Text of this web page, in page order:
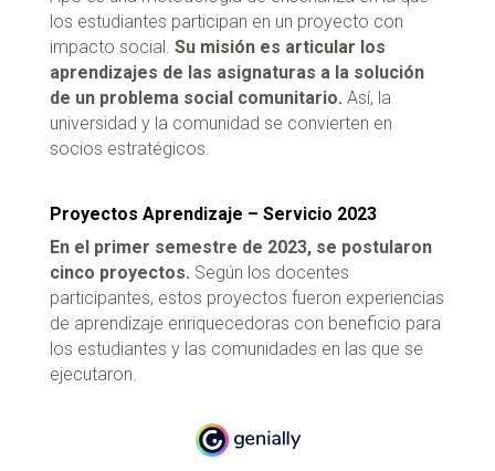
los estudiantes participan en un proyecto con
impacto social. Su misión es articular los
aprendizajes de las asignaturas a la solución
de un problema social comunitario. Así, la
universidad y la comunidad se convierten en
socios estratégicos.
Proyectos Aprendizaje – Servicio 2023
En el primer semestre de 2023, se postularon
cinco proyectos. Según los docentes
participantes, estos proyectos fueron experiencias
de aprendizaje enriquecedoras con beneficio para
los estudiantes y las comunidades en las que se
ejecutaron.